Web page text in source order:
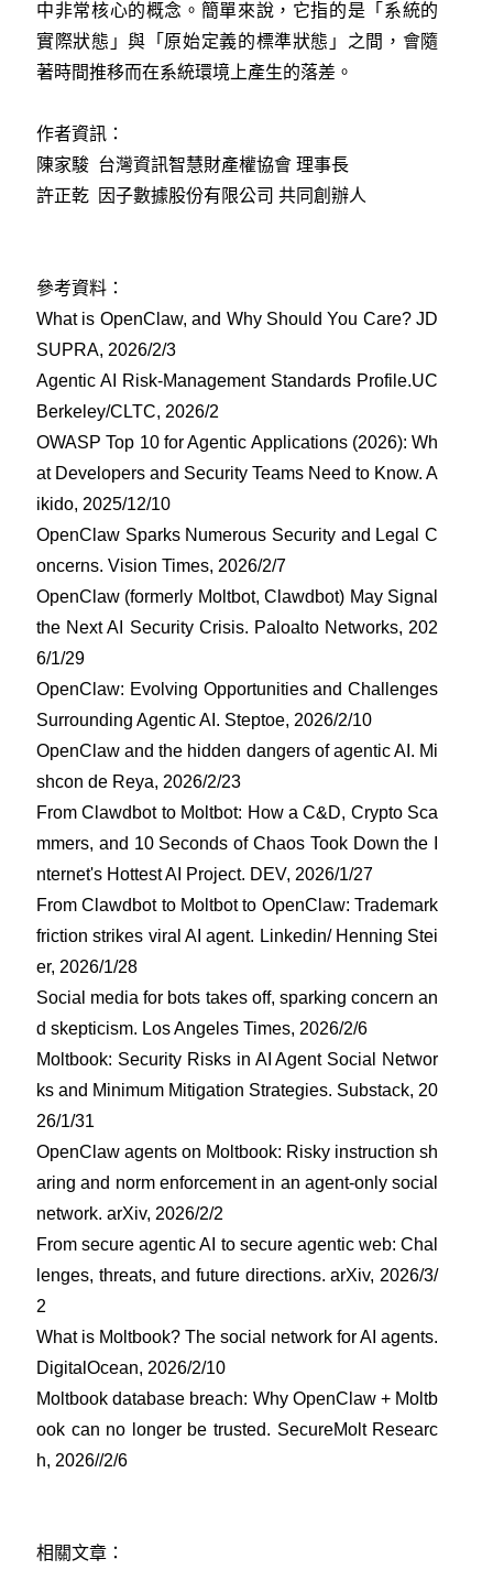
中非常核心的概念。簡單來說，它指的是「系統的
實際狀態」與「原始定義的標準狀態」之間，會隨
著時間推移而在系統環境上產生的落差。
作者資訊：
陳家駿 台灣資訊智慧財產權協會 理事長
許正乾 因子數據股份有限公司 共同創辦人
參考資料：
What is OpenClaw, and Why Should You Care? JD
SUPRA, 2026/2/3
Agentic AI Risk-Management Standards Profile.UC
Berkeley/CLTC, 2026/2
OWASP Top 10 for Agentic Applications (2026): Wh
at Developers and Security Teams Need to Know. A
ikido, 2025/12/10
OpenClaw Sparks Numerous Security and Legal C
oncerns. Vision Times, 2026/2/7
OpenClaw (formerly Moltbot, Clawdbot) May Signal
the Next AI Security Crisis. Paloalto Networks, 202
6/1/29
OpenClaw: Evolving Opportunities and Challenges
Surrounding Agentic AI. Steptoe, 2026/2/10
OpenClaw and the hidden dangers of agentic AI. Mi
shcon de Reya, 2026/2/23
From Clawdbot to Moltbot: How a C&D, Crypto Sca
mmers, and 10 Seconds of Chaos Took Down the I
nternet's Hottest AI Project. DEV, 2026/1/27
From Clawdbot to Moltbot to OpenClaw: Trademark
friction strikes viral AI agent. Linkedin/ Henning Stei
er, 2026/1/28
Social media for bots takes off, sparking concern an
d skepticism. Los Angeles Times, 2026/2/6
Moltbook: Security Risks in AI Agent Social Networ
ks and Minimum Mitigation Strategies. Substack, 20
26/1/31
OpenClaw agents on Moltbook: Risky instruction sh
aring and norm enforcement in an agent-only social
network. arXiv, 2026/2/2
From secure agentic AI to secure agentic web: Chal
lenges, threats, and future directions. arXiv, 2026/3/
2
What is Moltbook? The social network for AI agents.
DigitalOcean, 2026/2/10
Moltbook database breach: Why OpenClaw + Moltb
ook can no longer be trusted. SecureMolt Researc
h, 2026//2/6
相關文章：